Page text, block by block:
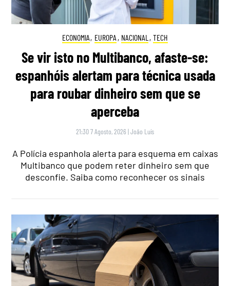
ECONOMIA, EUROPA , NACIONAL , TECH
Se vir isto no Multibanco, afaste-se:
espanhóis alertam para técnica usada
para roubar dinheiro sem que se
aperceba
21:30 7 Agosto, 2026 |João Luís
A Polícia espanhola alerta para esquema em caixas
Multibanco que podem reter dinheiro sem que
desconfie. Saiba como reconhecer os sinais